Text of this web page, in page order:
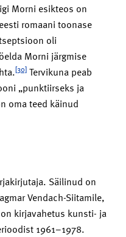
Morni esikteos on
romaani toonase
oli
Morni järgmise
[30] Tervikuna peab
„punktiirseks ja
oma teed käinud
Säilinud on
Vendach-Siitamile,
kirjavahetus kunsti- ja
1961–1978.